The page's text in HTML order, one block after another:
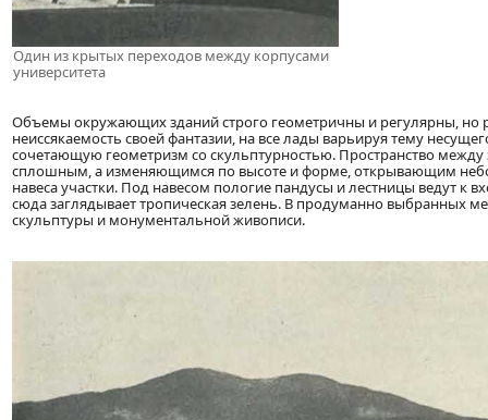
Один из крытых переходов между корпусами
университета
Объемы окружающих зданий строго геометричны и регулярны,
неиссякаемость своей фантазии, на все лады варьируя тему
сочетающую геометризм со скульптурностью. Пространство
сплошным, а изменяющимся по высоте и форме, открывающим
навеса участки. Под навесом пологие пандусы и лестницы ведут
сюда заглядывает тропическая зелень. В продуманно выбранных
скульптуры и монументальной живописи.